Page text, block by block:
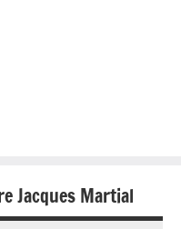
Jacques Martial